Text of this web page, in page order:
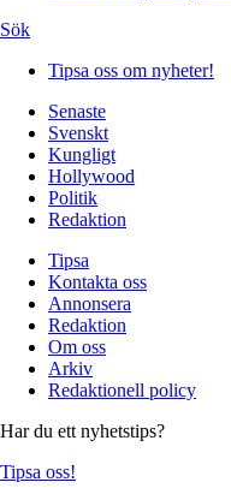
Sök
Tipsa oss om nyheter!
Senaste
Svenskt
Kungligt
Hollywood
Politik
Redaktion
Tipsa
Kontakta oss
Annonsera
Redaktion
Om oss
Arkiv
Redaktionell policy
Har du ett nyhetstips?
Tipsa oss!